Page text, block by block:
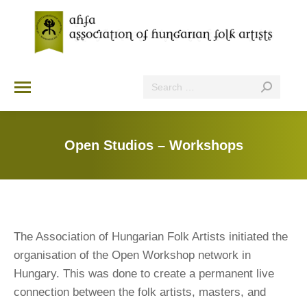
Search:
Open Studios – Workshops
The Association of Hungarian Folk Artists initiated the
organisation of the Open Workshop network in
Hungary. This was done to create a permanent live
connection between the folk artists, masters, and